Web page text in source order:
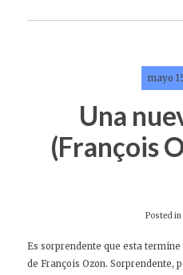
mayo
Una
(François
Posted in
Es sorprendente que esta
de François Ozon. Sorprendente,